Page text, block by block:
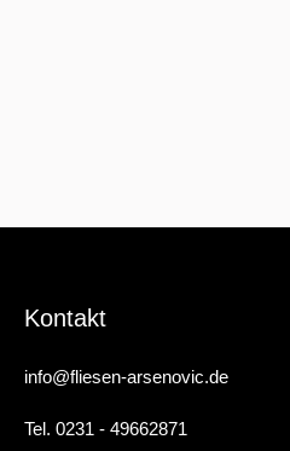
Kontakt
info@fliesen-arsenovic.de
Tel. 0231 - 49662871